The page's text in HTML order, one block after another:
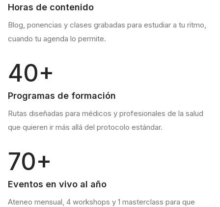
Horas de contenido
Blog, ponencias y clases grabadas para estudiar a tu ritmo,
cuando tu agenda lo permite.
40+
Programas de formación
Rutas diseñadas para médicos y profesionales de la salud
que quieren ir más allá del protocolo estándar.
70+
Eventos en vivo al año
Ateneo mensual, 4 workshops y 1 masterclass para que